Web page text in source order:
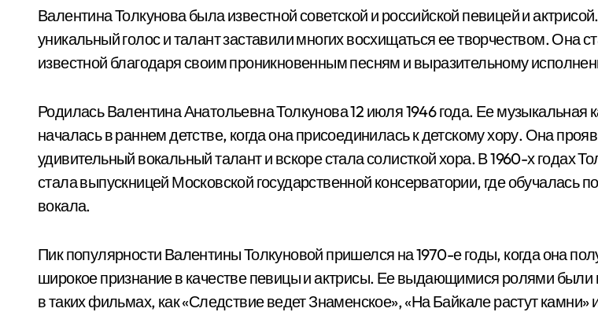
Валентина Толкунова была известной советской и российской певицей и
уникальный голос и талант заставили многих восхищаться ее творчеством. Она
известной благодаря своим проникновенным песням и выразительному
Родилась Валентина Анатольевна Толкунова 12 июля 1946 года. Ее музыкальная
началась в раннем детстве, когда она присоединилась к детскому хору. Она
удивительный вокальный талант и вскоре стала солисткой хора. В 1960-х годах
стала выпускницей Московской государственной консерватории, где обучалась
вокала.
Пик популярности Валентины Толкуновой пришелся на 1970-е годы, когда она
широкое признание в качестве певицы и актрисы. Ее выдающимися ролями были
в таких фильмах, как «Следствие ведет Знаменское», «На Байкале растут камни»